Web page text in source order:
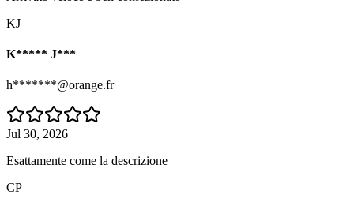
KJ
K***** J***
h*******@orange.fr
Jul 30, 2026
Esattamente come la descrizione
CP